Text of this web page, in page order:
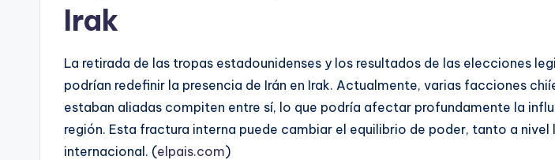
Irak
La retirada de las tropas estadounidenses y los resultados de las elecciones
podrían redefinir la presencia de Irán en Irak. Actualmente, varias facciones
estaban aliadas compiten entre sí, lo que podría afectar profundamente la
región. Esta fractura interna puede cambiar el equilibrio de poder, tanto a
internacional. (elpais.com)